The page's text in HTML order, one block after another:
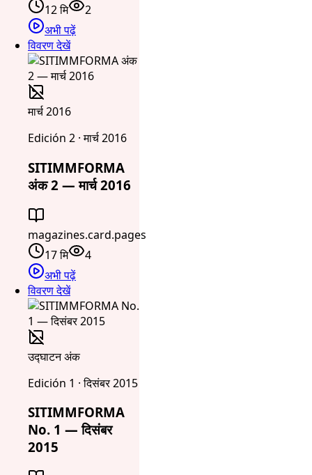
12 मि
2
अभी पढ़ें
विवरण देखें
मार्च 2016
Edición 2 · मार्च 2016
SITIMMFORMA
अंक 2 — मार्च 2016
magazines.card.pages
17 मि
4
अभी पढ़ें
विवरण देखें
उद्घाटन अंक
Edición 1 · दिसंबर 2015
SITIMMFORMA
No. 1 — दिसंबर
2015